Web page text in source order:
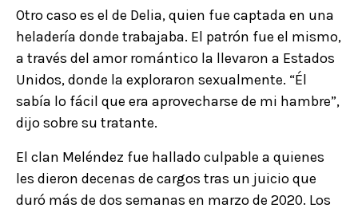
Otro caso es el de Delia, quien fue captada en una
heladería donde trabajaba. El patrón fue el mismo,
a través del amor romántico la llevaron a Estados
Unidos, donde la exploraron sexualmente. “Él
sabía lo fácil que era aprovecharse de mi hambre”,
dijo sobre su tratante.
El clan Meléndez fue hallado culpable a quienes
les dieron decenas de cargos tras un juicio que
duró más de dos semanas en marzo de 2020. Los